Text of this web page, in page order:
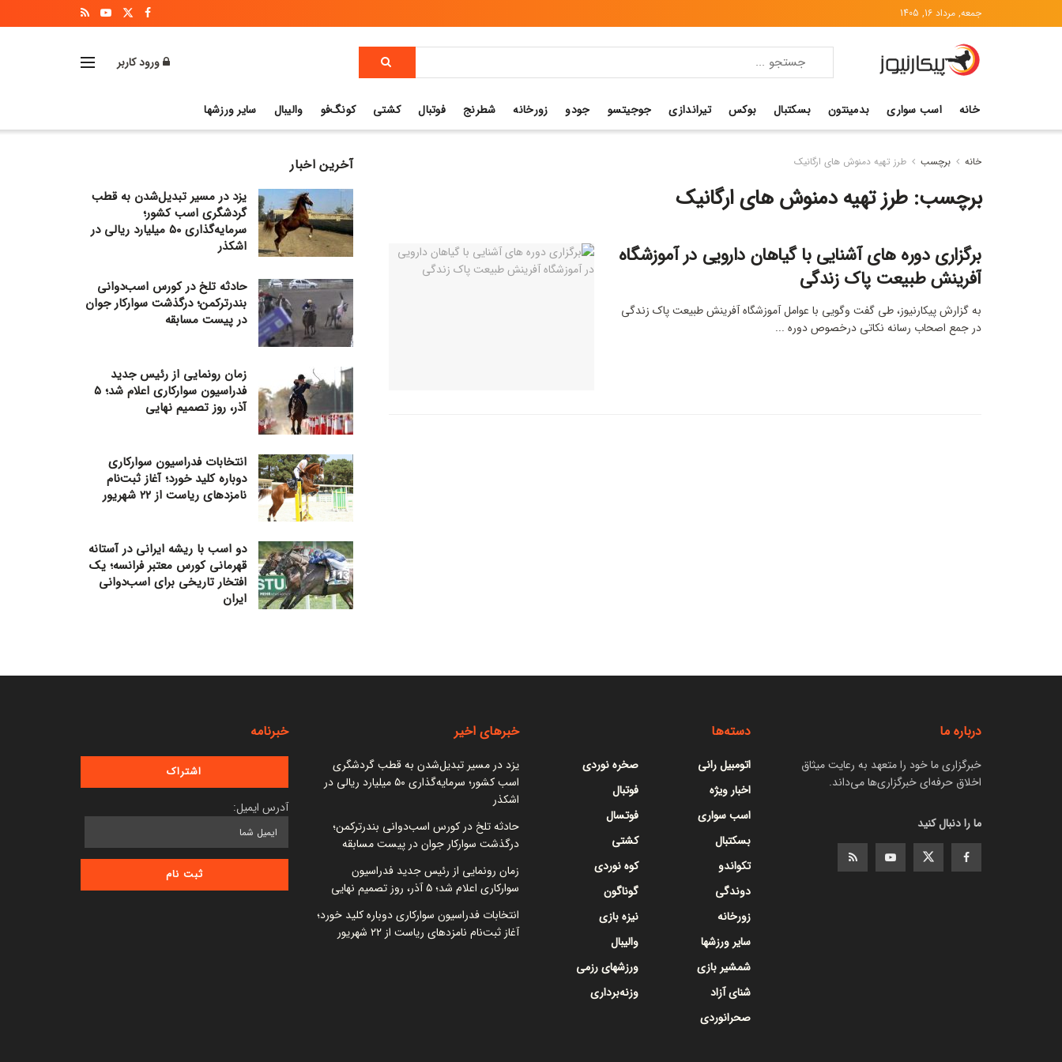
جمعه, مرداد 16, 1405
ورود کاربر
خانه اسب سواری بدمینتون بسکتبال بوکس تیراندازی جوجیتسو جودو زورخانه شطرنج فوتبال کشتی کونگ‌فو والیبال سایر ورزشها
خانه برچسب طرز تهیه دمنوش های ارگانیک
برچسب:طرز تهیه دمنوش های ارگانیک
برگزاری دوره های آشنایی با گیاهان دارویی در آموزشگاه
آفرینش طبیعت پاک زندگی
به گزارش پیکارنیوز، طی گفت وگویی با عوامل آموزشگاه آفرینش طبیعت پاک زندگی
در جمع اصحاب رسانه نکاتی درخصوص دوره ...
آخرین اخبار
یزد در مسیر تبدیل‌شدن به قطب
گردشگری اسب کشور؛
سرمایه‌گذاری ۵۰ میلیارد ریالی در
اشکذر
حادثه تلخ در کورس اسب‌دوانی
بندرترکمن؛ درگذشت سوارکار جوان
در پیست مسابقه
زمان رونمایی از رئیس جدید
فدراسیون سوارکاری اعلام شد؛ ۵
آذر، روز تصمیم نهایی
انتخابات فدراسیون سوارکاری
دوباره کلید خورد؛ آغاز ثبت‌نام
نامزدهای ریاست از ۲۲ شهریور
دو اسب با ریشه ایرانی در آستانه
قهرمانی کورس معتبر فرانسه؛ یک
افتخار تاریخی برای اسب‌دوانی
ایران
درباره ما
خبرگزاری ما خود را متعهد به رعایت میثاق
اخلاق حرفه‌ای خبرگزاری‌ها می‌داند.
ما را دنبال کنید
دسته‌ها
اتومبیل رانی
اخبار ویژه
اسب سواری
بسکتبال
تکواندو
دوندگی
زورخانه
سایر ورزشها
شمشیر بازی
شنای آزاد
صحرانوردی
صخره نوردی
فوتبال
فوتسال
کشتی
کوه نوردی
گوناگون
نیزه بازی
والیبال
ورزشهای رزمی
وزنه‌برداری
خبرهای اخیر
یزد در مسیر تبدیل‌شدن به قطب گردشگری
اسب کشور؛ سرمایه‌گذاری ۵۰ میلیارد ریالی در
اشکذر
حادثه تلخ در کورس اسب‌دوانی بندرترکمن؛
درگذشت سوارکار جوان در پیست مسابقه
زمان رونمایی از رئیس جدید فدراسیون
سوارکاری اعلام شد؛ ۵ آذر، روز تصمیم نهایی
انتخابات فدراسیون سوارکاری دوباره کلید خورد؛
آغاز ثبت‌نام نامزدهای ریاست از ۲۲ شهریور
خبرنامه
آدرس ایمیل: